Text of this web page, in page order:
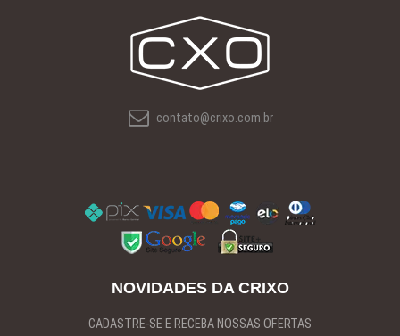
contato@crixo.com.br
NOVIDADES DA CRIXO
CADASTRE-SE E RECEBA NOSSAS OFERTAS